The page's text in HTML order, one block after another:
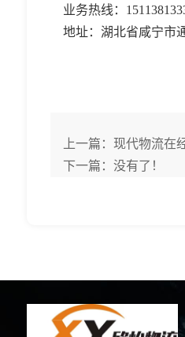
业务热线：
地址：湖北省咸宁市
上一篇： 现代物流在
下一篇：没有了！